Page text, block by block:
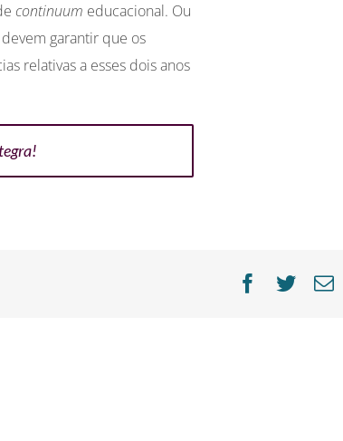
continuum educacional. Ou
garantir que os
relativas a esses dois anos
Facebook
Twitter
E-